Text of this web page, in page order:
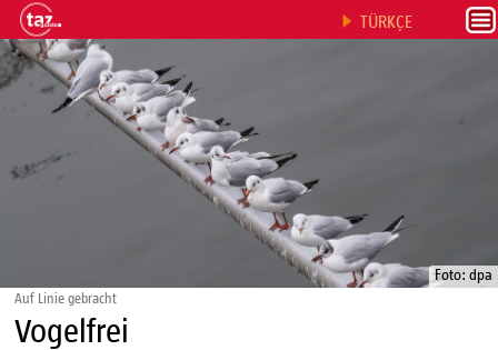
TÜRKÇE
Foto: dpa
Auf Linie gebracht
Vogelfrei